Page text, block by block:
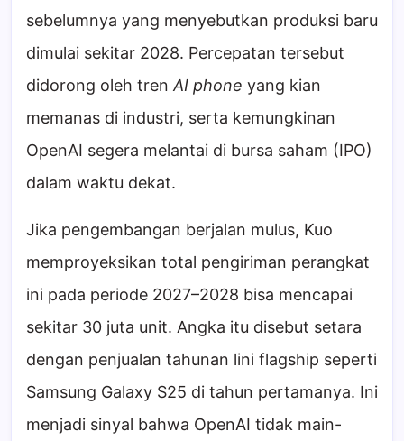
sebelumnya yang menyebutkan produksi baru
dimulai sekitar 2028. Percepatan tersebut
didorong oleh tren AI phone yang kian
memanas di industri, serta kemungkinan
OpenAI segera melantai di bursa saham (IPO)
dalam waktu dekat.
Jika pengembangan berjalan mulus, Kuo
memproyeksikan total pengiriman perangkat
ini pada periode 2027–2028 bisa mencapai
sekitar 30 juta unit. Angka itu disebut setara
dengan penjualan tahunan lini flagship seperti
Samsung Galaxy S25 di tahun pertamanya. Ini
menjadi sinyal bahwa OpenAI tidak main-